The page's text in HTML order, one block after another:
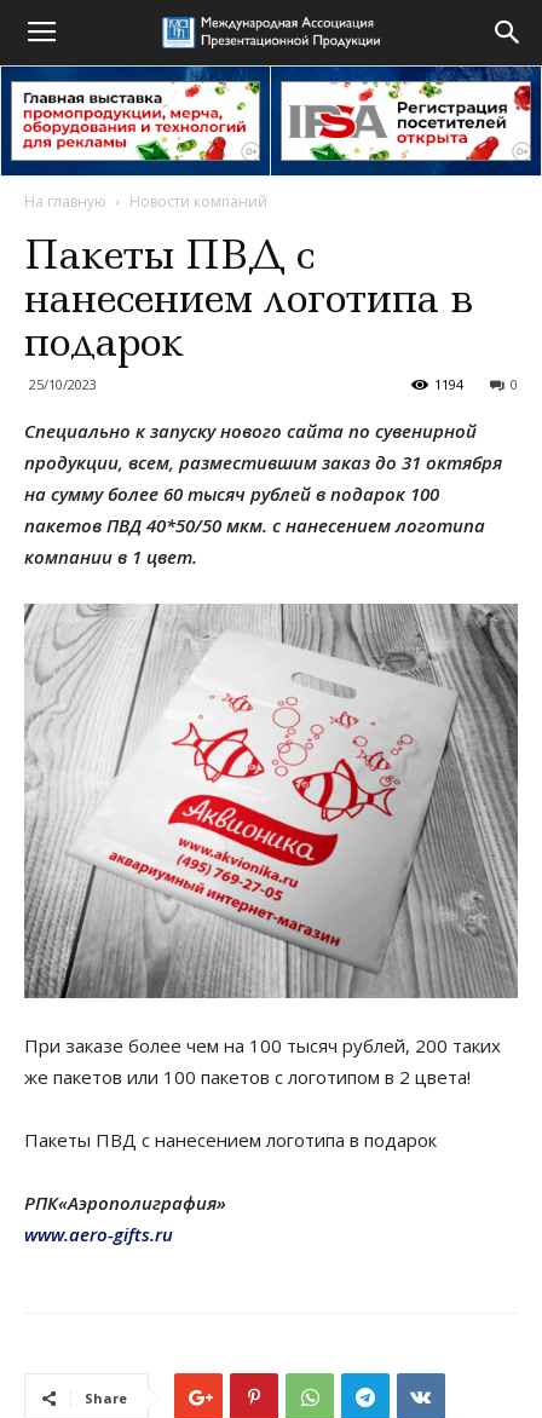
На главную Новости компаний
Пакеты ПВД с
нанесением логотипа в
подарок
25/10/2023 0
1194
Специально к запуску нового сайта по сувенирной
продукции, всем, разместившим заказ до 31 октября
на сумму более 60 тысяч рублей в подарок 100
пакетов ПВД 40*50/50 мкм. с нанесением логотипа
компании в 1 цвет.
При заказе более чем на 100 тысяч рублей, 200 таких
же пакетов или 100 пакетов с логотипом в 2 цвета!
Пакеты ПВД с нанесением логотипа в подарок
РПК«Аэрополиграфия»
www.aero-gifts.ru
Share